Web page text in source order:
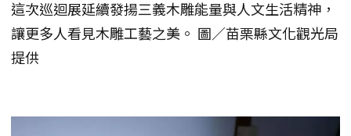
這次巡迴展延續發揚三義木雕能量與人文生活精神，
讓更多人看見木雕工藝之美。 圖／苗栗縣文化觀光局
提供